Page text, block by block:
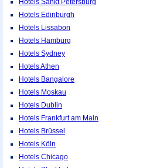
Hotels Sankt Petersburg
Hotels Edinburgh
Hotels Lissabon
Hotels Hamburg
Hotels Sydney
Hotels Athen
Hotels Bangalore
Hotels Moskau
Hotels Dublin
Hotels Frankfurt am Main
Hotels Brüssel
Hotels Köln
Hotels Chicago